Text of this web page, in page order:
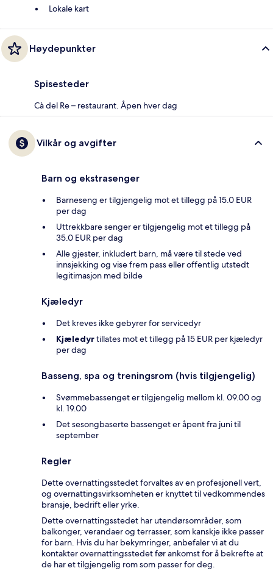
Lokale kart
Høydepunkter
Spisesteder
Cà del Re – restaurant. Åpen hver dag
Vilkår og avgifter
Barn og ekstrasenger
Barneseng er tilgjengelig mot et tillegg på 15.0 EUR
per dag
Uttrekkbare senger er tilgjengelig mot et tillegg på
35.0 EUR per dag
Alle gjester, inkludert barn, må være til stede ved
innsjekking og vise frem pass eller offentlig utstedt
legitimasjon med bilde
Kjæledyr
Det kreves ikke gebyrer for servicedyr
Kjæledyrtillates mot et tillegg på 15 EUR per kjæledyr
per dag
Basseng, spa og treningsrom (hvis tilgjengelig)
Svømmebassenget er tilgjengelig mellom kl. 09.00 og
kl. 19.00
Det sesongbaserte bassenget er åpent fra juni til
september
Regler
Dette overnattingsstedet forvaltes av en profesjonell vert,
og overnattingsvirksomheten er knyttet til vedkommendes
bransje, bedrift eller yrke.
Dette overnattingsstedet har utendørsområder, som
balkonger, verandaer og terrasser, som kanskje ikke passer
for barn. Hvis du har bekymringer, anbefaler vi at du
kontakter overnattingsstedet før ankomst for å bekrefte at
de har et tilgjengelig rom som passer for deg.